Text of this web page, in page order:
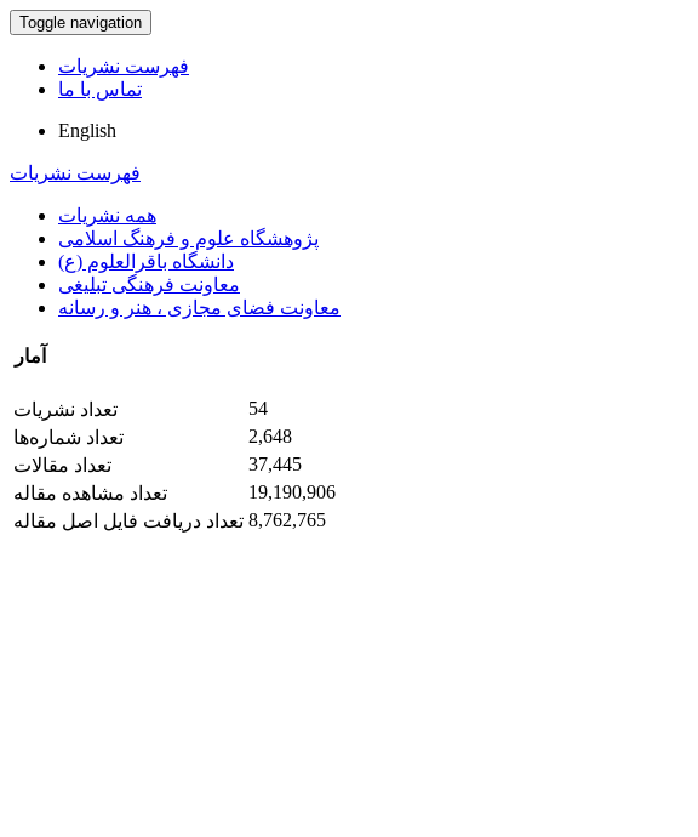
Toggle navigation
فهرست نشریات
تماس با ما
English
فهرست نشریات
همه نشریات
پژوهشگاه علوم و فرهنگ اسلامی
دانشگاه باقرالعلوم (ع)
معاونت فرهنگی تبلیغی
معاونت فضای مجازی ، هنر و رسانه
آمار
تعداد نشریات
54
تعداد شماره‌ها
2,648
تعداد مقالات
37,445
تعداد مشاهده مقاله
19,190,906
تعداد دریافت فایل اصل مقاله 8,762,765